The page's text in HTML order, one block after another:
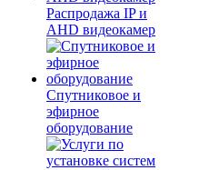
Распродажа IP и
AHD видеокамер
Спутниковое и
эфирное
оборудование